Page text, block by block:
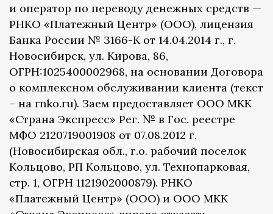
и оператор по переводу денежных средств —
РНКО «Платежный Центр» (ООО), лицензия
Банка России № 3166-К от 14.04.2014 г., г.
Новосибирск, ул. Кирова, 86,
ОГРН:1025400002968, на основании Договора
о комплексном обслуживании клиента (текст
– на rnko.ru). Заем предоставляет ООО МКК
«Страна Экспресс» Рег. № в Гос. реестре
МФО 2120719001908 от 07.08.2012 г.
(Новосибирская обл., г.о. рабочий поселок
Кольцово, РП Кольцово, ул. Технопарковая,
стр. 1, ОГРН 1121902000879). РНКО
«Платежный Центр» (ООО) и ООО МКК